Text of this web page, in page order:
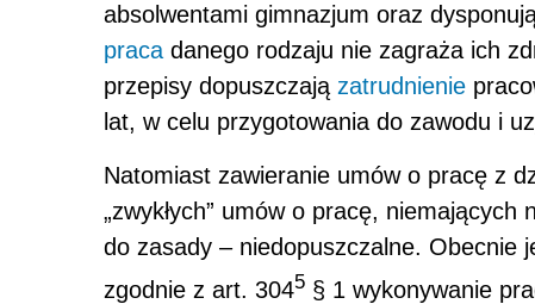
absolwentami gimnazjum oraz
praca danego rodzaju nie zagraża ich
przepisy dopuszczają zatrudnienie
lat, w celu przygotowania do zawodu i
Natomiast zawieranie umów o pracę z
„zwykłych” umów o pracę,
do zasady – niedopuszczalne. Obecnie
zgodnie z art. 3045 § 1 wykonywanie